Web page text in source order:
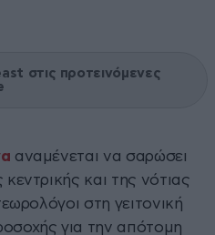
στις προτεινόμενες
αναμένεται να σαρώσει
και της νότιας
στη γειτονική
για την απότομη